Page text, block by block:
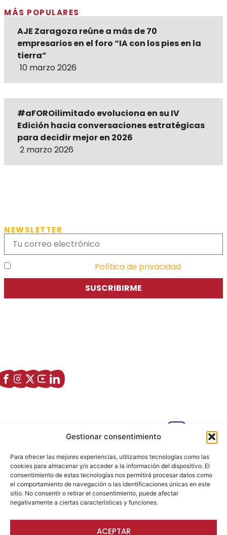
Gestionar consentimiento
Para ofrecer las mejores experiencias, utilizamos tecnologías como las
cookies para almacenar y/o acceder a la información del dispositivo. El
consentimiento de estas tecnologías nos permitirá procesar datos como
el comportamiento de navegación o las identificaciones únicas en este
sitio. No consentir o retirar el consentimiento, puede afectar
negativamente a ciertas características y funciones.
ACEPTAR
MÁS POPULARES
AJE Zaragoza reúne a más de 70
empresarios en el foro “IA con los pies en la
tierra”
10 marzo 2026
#aFOROilimitado evoluciona en su IV
Edición hacia conversaciones estratégicas
para decidir mejor en 2026
2 marzo 2026
NEWSLETTER
Política de privacidad
SUSCRIBIRME
Hiberus Ecosystem Lab 50009 –
633 26 72 64
info@ajezaragoza.com
Aviso legal|Política de privacidad|Política de cookies